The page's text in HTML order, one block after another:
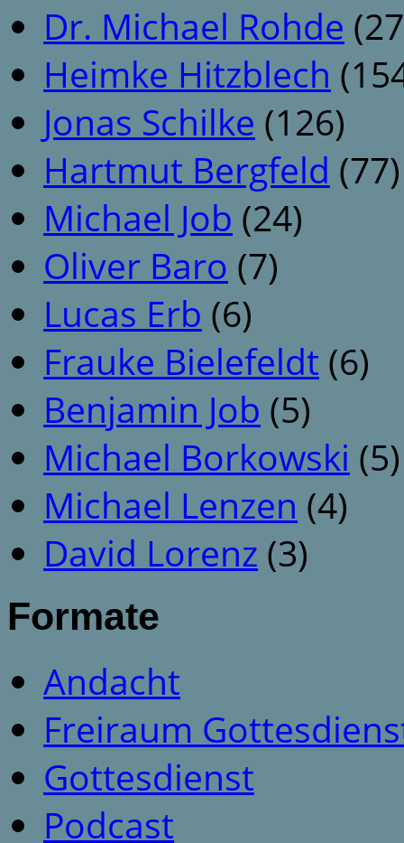
Dr. Michael Rohde
Heimke Hitzblech
Jonas Schilke (126)
Hartmut Bergfeld (77)
Michael Job (24)
Oliver Baro (7)
Lucas Erb (6)
Frauke Bielefeldt (6)
Benjamin Job (5)
Michael Borkowski (5)
Michael Lenzen (4)
David Lorenz (3)
Formate
Andacht
Freiraum
Gottesdienst
Podcast